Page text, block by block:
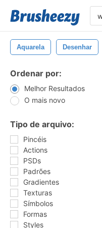
Aquarela Desenhar
Ordenar por:
Melhor Resultados
O mais novo
Tipo de arquivo:
Pincéis
Actions
PSDs
Padrões
Gradientes
Texturas
Símbolos
Formas
Styles